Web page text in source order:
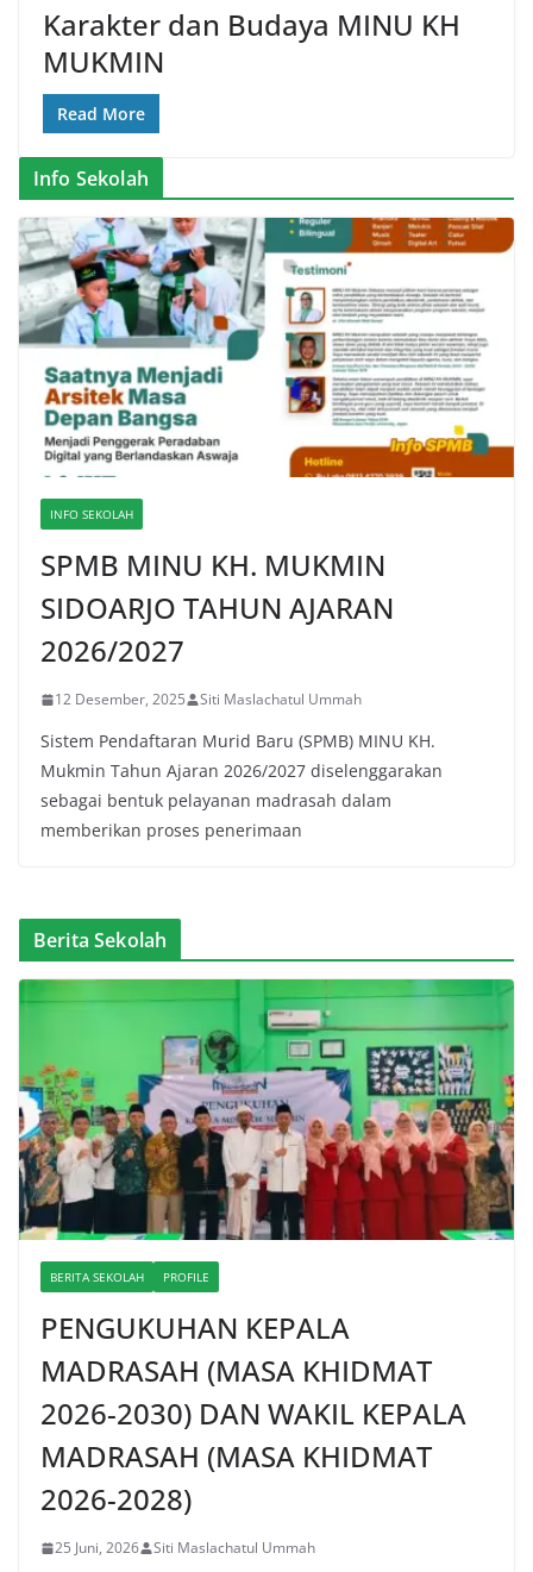
Karakter dan Budaya MINU KH
MUKMIN
Read More
Info Sekolah
INFO SEKOLAH
SPMB MINU KH. MUKMIN
SIDOARJO TAHUN AJARAN
2026/2027
12 Desember, 2025 Siti Maslachatul Ummah
Sistem Pendaftaran Murid Baru (SPMB) MINU KH.
Mukmin Tahun Ajaran 2026/2027 diselenggarakan
sebagai bentuk pelayanan madrasah dalam
memberikan proses penerimaan
Berita Sekolah
BERITA SEKOLAH PROFILE
PENGUKUHAN KEPALA
MADRASAH (MASA KHIDMAT
2026-2030) DAN WAKIL KEPALA
MADRASAH (MASA KHIDMAT
2026-2028)
25 Juni, 2026 Siti Maslachatul Ummah